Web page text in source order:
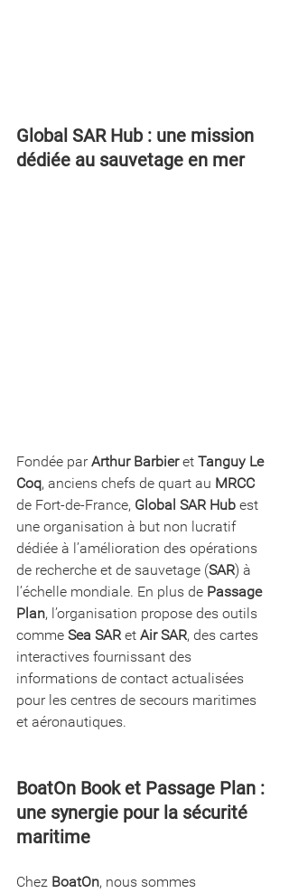
Global SAR Hub : une mission
dédiée au sauvetage en mer
Fondée par Arthur Barbier et Tanguy Le
Coq, anciens chefs de quart au MRCC
de Fort-de-France, Global SAR Hub est
une organisation à but non lucratif
dédiée à l’amélioration des opérations
de recherche et de sauvetage (SAR) à
l’échelle mondiale. En plus de Passage
Plan, l’organisation propose des outils
comme Sea SAR et Air SAR, des cartes
interactives fournissant des
informations de contact actualisées
pour les centres de secours maritimes
et aéronautiques.
BoatOn Book et Passage Plan :
une synergie pour la sécurité
maritime
Chez BoatOn, nous sommes